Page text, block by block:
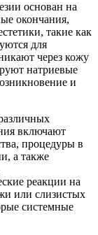
основан на
окончания,
такие как
для
через кожу
натриевые
и
включают
процедуры в
а также
реакции на
или слизистых
системные